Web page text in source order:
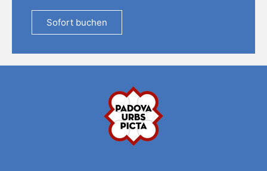
Sofort buchen